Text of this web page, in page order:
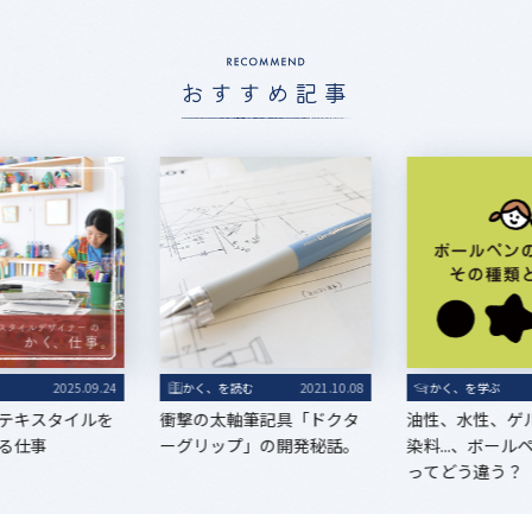
おすすめ記事
2025.09.24
キスタイルを
仕事
かく、を読む 2021.10.08
衝撃の太軸筆記具「ドクタ
ーグリップ」の開発秘話。
かく、を学ぶ
油性、水性、ゲ
染料...、ボール
ってどう違う？